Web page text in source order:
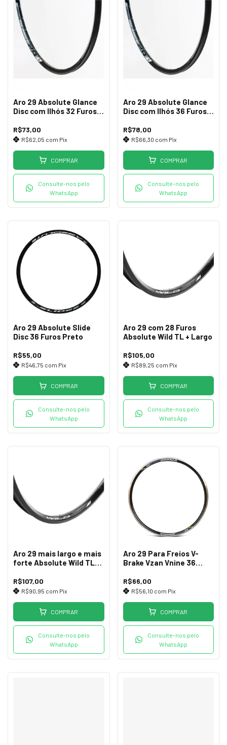
Aro 29 Absolute Glance
Disc com Ilhós 32 Furos
R$73,00
R$62,05 com Pix
COMPRAR
Consulte-nos pelo
WhatsApp
Aro 29 Absolute Glance
Disc com Ilhós 36 Furos
R$78,00
R$66,30 com Pix
COMPRAR
Consulte-nos pelo
WhatsApp
Aro 29 Absolute Slide
Disc 36 Furos Preto
R$55,00
R$46,75 com Pix
COMPRAR
Consulte-nos pelo
WhatsApp
Aro 29 com 28 Furos
Absolute Wild TL + Largo
R$105,00
R$89,25 com Pix
COMPRAR
Consulte-nos pelo
WhatsApp
Aro 29 mais largo e mais
forte Absolute Wild TL
R$107,00
R$90,95 com Pix
COMPRAR
Consulte-nos pelo
WhatsApp
Aro 29 Para Freios V-
Brake Vzan Vnine 36
R$66,00
R$56,10 com Pix
COMPRAR
Consulte-nos pelo
WhatsApp